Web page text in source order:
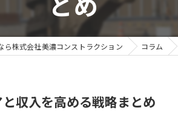
ら株式会社美濃コンストラクション コラム
収入を高める戦略まとめ